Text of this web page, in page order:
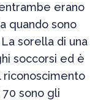
erano
quando sono
sorella di una
soccorsi ed è
sono gli